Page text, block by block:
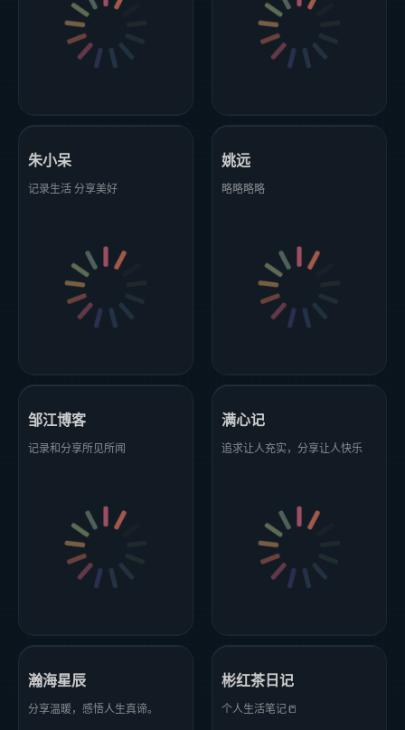
朱小呆
记录生活 分享美好
姚远
略略略略
邹江博客
记录和分享所见所闻
满心记
追求让人充实，分享让人快乐
瀚海星辰
分享温暖，感悟人生真谛。
彬红茶日记
个人生活笔记📒